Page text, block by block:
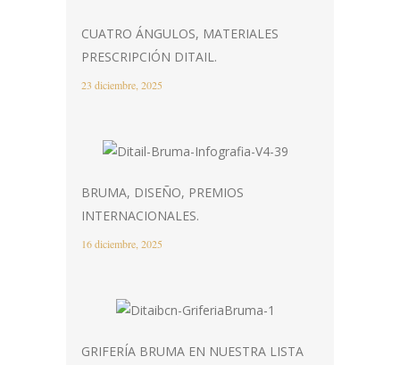
CUATRO ÁNGULOS, MATERIALES
PRESCRIPCIÓN DITAIL.
23 diciembre, 2025
BRUMA, DISEÑO, PREMIOS
INTERNACIONALES.
16 diciembre, 2025
GRIFERÍA BRUMA EN NUESTRA LISTA